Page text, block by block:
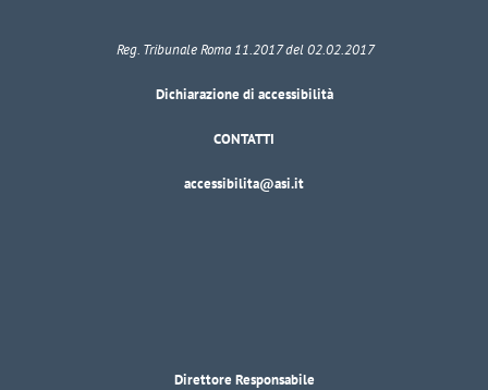
Reg. Tribunale Roma 11.2017 del 02.02.2017
Dichiarazione di accessibilità
CONTATTI
accessibilita@asi.it
Direttore Responsabile